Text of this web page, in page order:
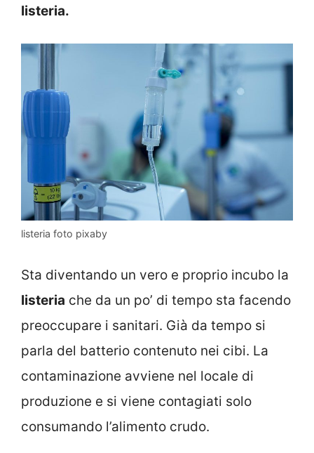
listeria.
listeria foto pixaby
Sta diventando un vero e proprio incubo la
listeria che da un po’ di tempo sta facendo
preoccupare i sanitari. Già da tempo si
parla del batterio contenuto nei cibi. La
contaminazione avviene nel locale di
produzione e si viene contagiati solo
consumando l’alimento crudo.